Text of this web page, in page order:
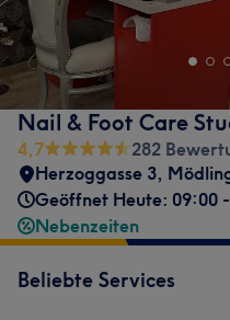
Nail & Foot Care
4,7
282
Herzoggasse 3,
Geöffnet Heute: 09:00
Nebenzeiten
Beliebte Services